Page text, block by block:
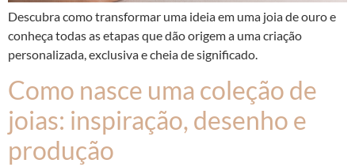
Descubra como transformar uma ideia em uma joia de ouro e
conheça todas as etapas que dão origem a uma criação
personalizada, exclusiva e cheia de significado.
Como nasce uma coleção de
joias: inspiração, desenho e
produção